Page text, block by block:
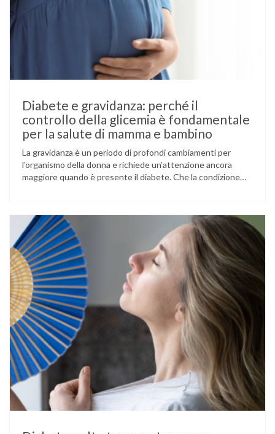
Diabete e gravidanza: perché il
controllo della glicemia è fondamentale
per la salute di mamma e bambino
La gravidanza è un periodo di profondi cambiamenti per
l’organismo della donna e richiede un’attenzione ancora
maggiore quando è presente il diabete. Che la condizione
volta durante la gestazione (diabete gestazionale),
mantenere …